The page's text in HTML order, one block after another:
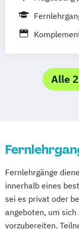
Passau
Rostock
Baden-
Heilbronn
München
Wiesbaden
Alle
Fernlehrgänge
innerhalb eines
sei es privat oder
angeboten, um
vorzubereiten.